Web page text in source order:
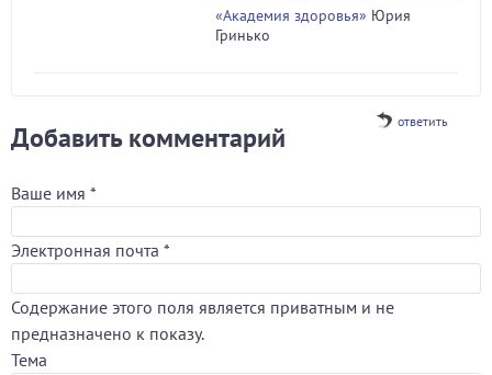
«Академия здоровья» Юрия
Гринько
ответить
Добавить комментарий
Ваше имя *
Электронная почта *
Содержание этого поля является приватным и не
предназначено к показу.
Тема